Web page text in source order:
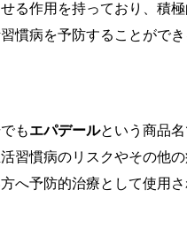
る作用を持っており、積極
慣病を予防することがで
もエパデールという商品
習慣病のリスクやその他
へ予防的治療として使用さ